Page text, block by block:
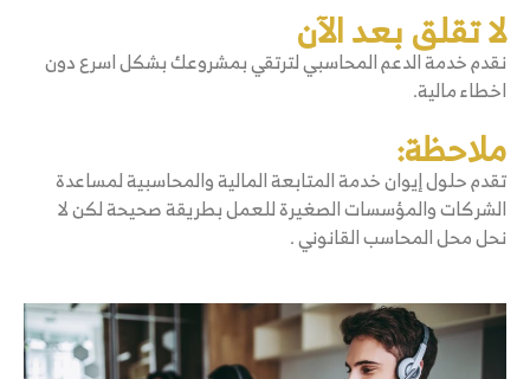
لا تقلق بعد الآن
نقدم خدمة الدعم المحاسبي لترتقي بمشروعك بشكل اسرع دون
اخطاء مالية.
ملاحظة:
تقدم حلول إيوان خدمة المتابعة المالية والمحاسبية لمساعدة
الشركات والمؤسسات الصغيرة للعمل بطريقة صحيحة لكن لا
نحل محل المحاسب القانوني .